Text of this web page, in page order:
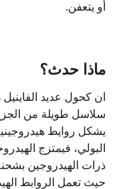
أو يتعفن.
ماذا حدث؟
ان كحول عديد
سلاسل طويلة من
يشكل روايط
البولي، فيمتزج
ذرات الهيدروجين
حيث تعمل الروابط